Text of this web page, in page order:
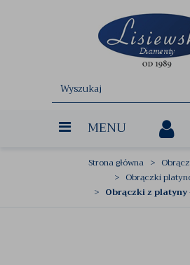
MENU
Strona główna
Obrączki
Obrączki z platyny